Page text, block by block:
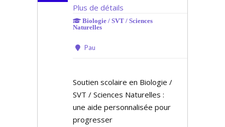
Plus de détails
Biologie / SVT / Sciences
Naturelles
Pau
Soutien scolaire en Biologie /
SVT / Sciences Naturelles :
une aide personnalisée pour
progresser